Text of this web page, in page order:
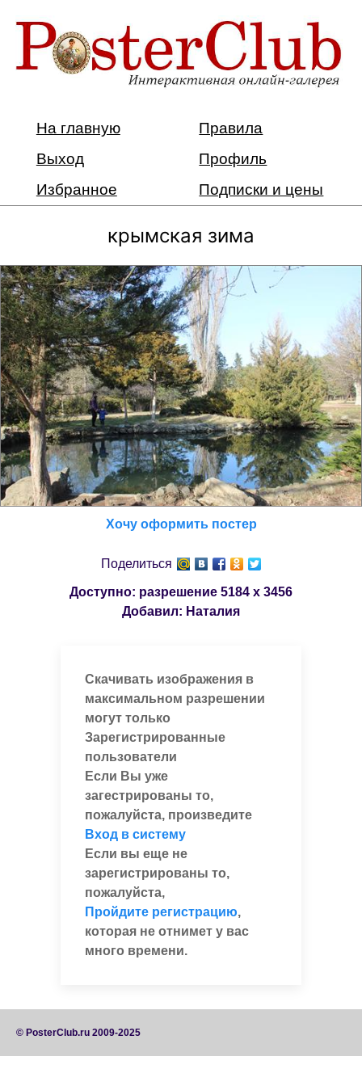
На главную
Правила
Выход
Профиль
Избранное
Подписки и цены
крымская зима
Хочу оформить постер
Поделиться
Доступно: разрешение 5184 x 3456
Добавил: Наталия
Скачивать изображения в
максимальном разрешении
могут только
Зарегистрированные
пользователи
Если Вы уже
загестрированы то,
пожалуйста, произведите
Вход в систему
Если вы еще не
зарегистрированы то,
пожалуйста,
Пройдите регистрацию,
которая не отнимет у вас
много времени.
© PosterClub.ru 2009-2025